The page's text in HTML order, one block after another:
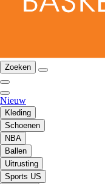
Zoeken
Nieuw
Kleding
Schoenen
NBA
Ballen
Uitrusting
Sports US